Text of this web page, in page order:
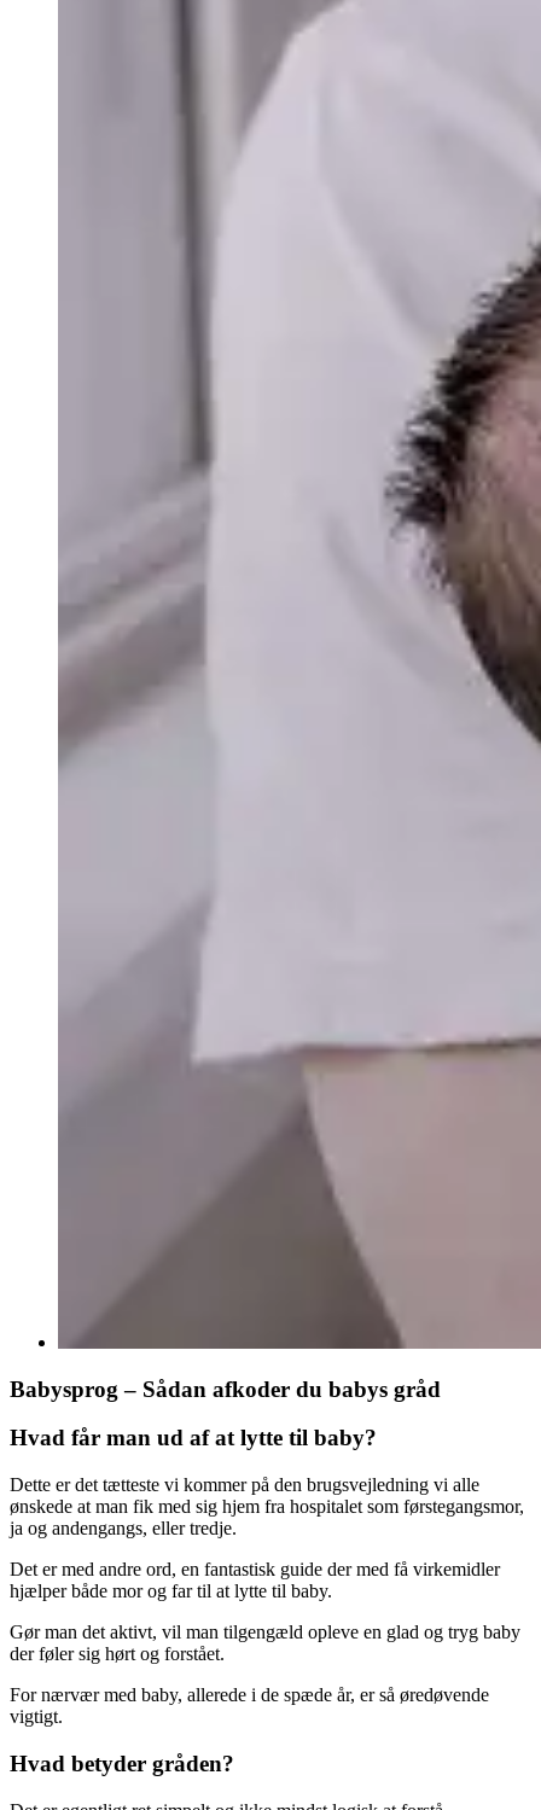
Babysprog – Sådan afkoder du babys gråd
Hvad får man ud af at lytte til baby?
Dette er det tætteste vi kommer på den brugsvejledning vi alle
ønskede at man fik med sig hjem fra hospitalet som førstegangsmor,
ja og andengangs, eller tredje.
Det er med andre ord, en fantastisk guide der med få virkemidler
hjælper både mor og far til at lytte til baby.
Gør man det aktivt, vil man tilgengæld opleve en glad og tryg baby
der føler sig hørt og forstået.
For nærvær med baby, allerede i de spæde år, er så øredøvende
vigtigt.
Hvad betyder gråden?